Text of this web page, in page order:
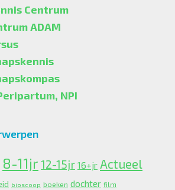
Centrum
ADAM
NPI
8-11jr 12-15jr 16+jr Actueel
bioscoop boeken dochter film